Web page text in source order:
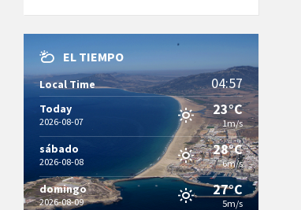
EL TIEMPO
Local Time 04:57
Today
2026-08-07
23°C
1m/s
sábado
2026-08-08
28°C
6m/s
domingo
2026-08-09
27°C
5m/s